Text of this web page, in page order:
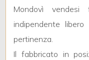
Mondovì vendesi
indipendente
pertinenza.
Il fabbricato in
Locali
minimi